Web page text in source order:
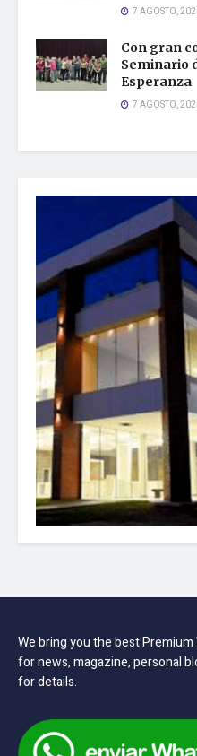
7 AGOSTO,
Con gran
Seminario
Esperanza
7 AGOSTO,
We bring you the best
for news, magazine, personal
for details.